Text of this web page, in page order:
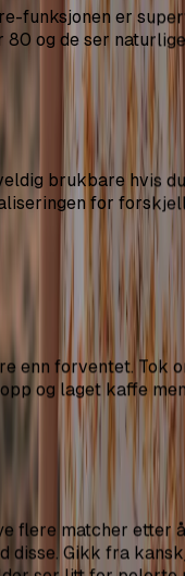
bra - kafeer,
vinkler ble rare
forfriske Hinge-
enn forventet.
funksjonen er
og de ser
brukbare hvis
for